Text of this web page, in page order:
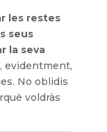
les restes
seus
la seva
evidentment,
No oblidis
voldràs